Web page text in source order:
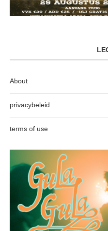
About
privacybeleid
terms of use